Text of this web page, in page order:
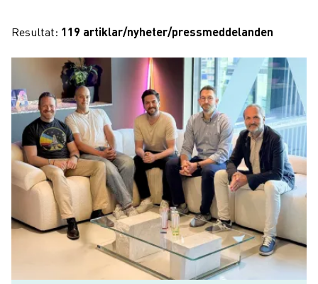
Resultat: 119 artiklar/nyheter/pressmeddelanden